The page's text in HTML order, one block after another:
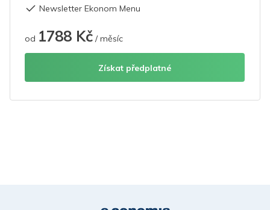
Newsletter Ekonom Menu
od 1788 Kč / měsíc
Získat předplatné